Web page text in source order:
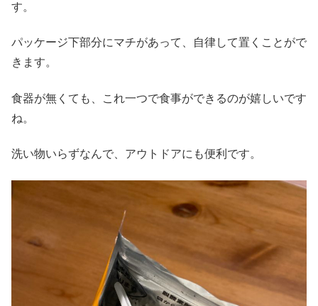
す。
パッケージ下部分にマチがあって、自律して置くことがで
きます。
食器が無くても、これ一つで食事ができるのが嬉しいです
ね。
洗い物いらずなんで、アウトドアにも便利です。